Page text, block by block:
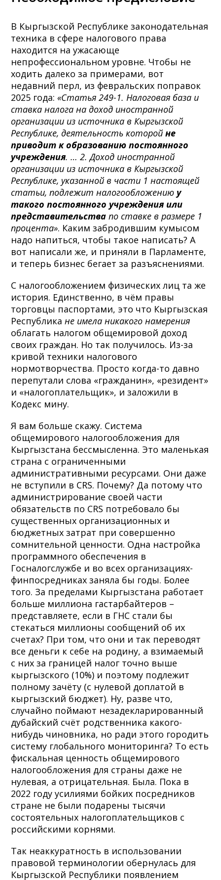
В Кыргызской Республике законодательная
техника в сфере налогового права
находится на ужасающе
непрофессиональном уровне. Чтобы не
ходить далеко за примерами, вот
недавний перл, из февральских поправок
2025 года:«Статья 249-1. Налоговая база и
ставка налога на доход иностранной
организации из источника в Кыргызской
Республике, деятельность которойне
приводит к образованию постоянного
учреждения. … 2. Доход иностранной
организации из источника в Кыргызской
Республике, указанной в части 1 настоящей
статьи, подлежит налогообложению у
такого постоянного учреждения или
представительства по ставке в размере 1
процента». Каким забродившим кумысом
надо напиться, чтобы такое написать? А
вот написали же, и приняли в Парламенте,
и теперь бизнес бегает за разъяснениями.
С налогообложением физических лиц та же
история. Единственно, в чём правы
торговцы паспортами, это что Кыргызская
Республикане имела никакого намерения
облагать налогом общемировой доход
своих граждан. Но так получилось. Из-за
кривой техники налогового
нормотворчества. Просто когда-то давно
перепутали слова «гражданин», «резидент»
и «налогоплательщик», и заложили в
Кодекс мину.
Я вам больше скажу. Система
общемирового налогообложения для
Кыргызстана бессмысленна. Это маленькая
страна с ограниченными
административными ресурсами. Они даже
не вступили в CRS. Почему? Да потому что
администрирование своей части
обязательств по CRS потребовало бы
существенных организационных и
бюджетных затрат при совершенно
сомнительной ценности. Одна настройка
программного обеспечения в
Госналогслужбе и во всех организациях-
финпосредниках заняла бы годы. Более
того. За пределами Кыргызстана работает
больше миллиона гастарбайтеров –
представляете, если в ГНС стали бы
стекаться миллионы сообщений об их
счетах? При том, что они и так переводят
все деньги к себе на родину, а взимаемый
с них за границей налог точно выше
кыргызского (10%) и поэтому подлежит
полному зачёту (с нулевой доплатой в
кыргызский бюджет). Ну, разве что,
случайно поймают незадекларированный
дубайский счёт родственника какого-
нибудь чиновника, но ради этого городить
систему глобального мониторинга? То есть
фискальная ценность общемирового
налогообложения для страны даже не
нулевая, а отрицательная. Была. Пока в
2022 году усилиями бойких посредников
стране не были подарены тысячи
состоятельных налогоплательщиков с
российскими корнями.
Так неаккуратность в использовании
правовой терминологии обернулась для
Кыргызской Республики появлением